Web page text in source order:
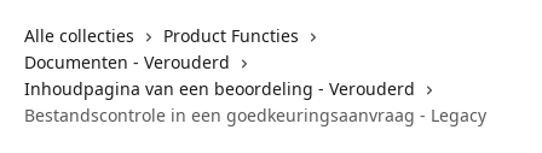
Alle collecties
Product Functies
Documenten - Verouderd
Inhoudpagina van een beoordeling - Verouderd
Bestandscontrole in een goedkeuringsaanvraag - Legacy